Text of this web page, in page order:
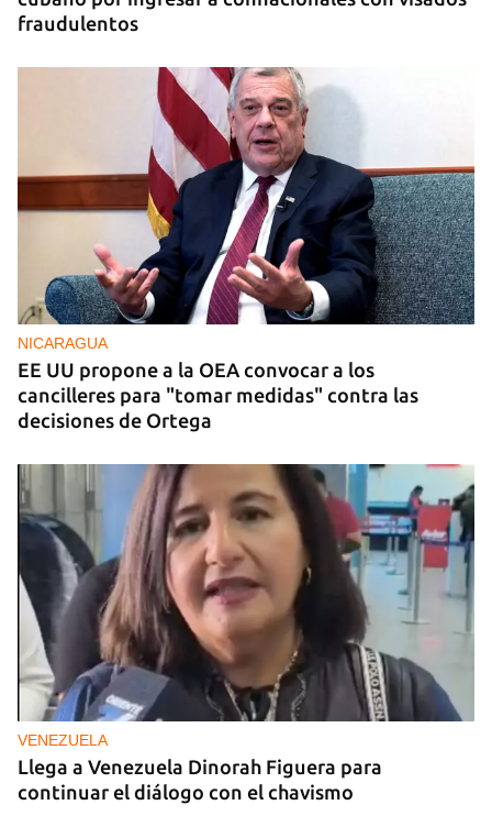
fraudulentos
NICARAGUA
EE UU propone a la OEA convocar a los
cancilleres para "tomar medidas" contra las
decisiones de Ortega
VENEZUELA
Llega a Venezuela Dinorah Figuera para
continuar el diálogo con el chavismo